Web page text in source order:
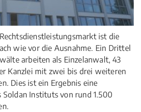
ist die
wie vor die Ausnahme. Ein Drittel
arbeiten als Einzelanwalt, 43
Kanzlei mit zwei bis drei weiteren
Dies ist ein Ergebnis eine
Soldan Instituts von rund 1.500